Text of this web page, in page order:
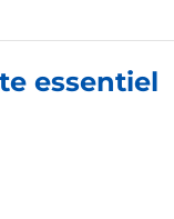
essentiel